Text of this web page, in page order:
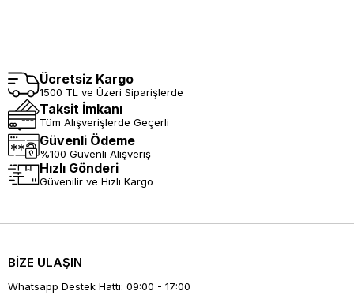
Ücretsiz Kargo
1500 TL ve Üzeri Siparişlerde
Taksit İmkanı
Tüm Alışverişlerde Geçerli
Güvenli Ödeme
%100 Güvenli Alışveriş
Hızlı Gönderi
Güvenilir ve Hızlı Kargo
BİZE ULAŞIN
Whatsapp Destek Hattı: 09:00 - 17:00